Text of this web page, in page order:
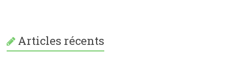
Articles récents